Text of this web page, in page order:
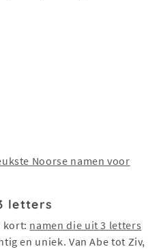
Noorse namen voor
letters
kort: namen die uit 3 letters
en uniek. Van Abe tot Ziv,